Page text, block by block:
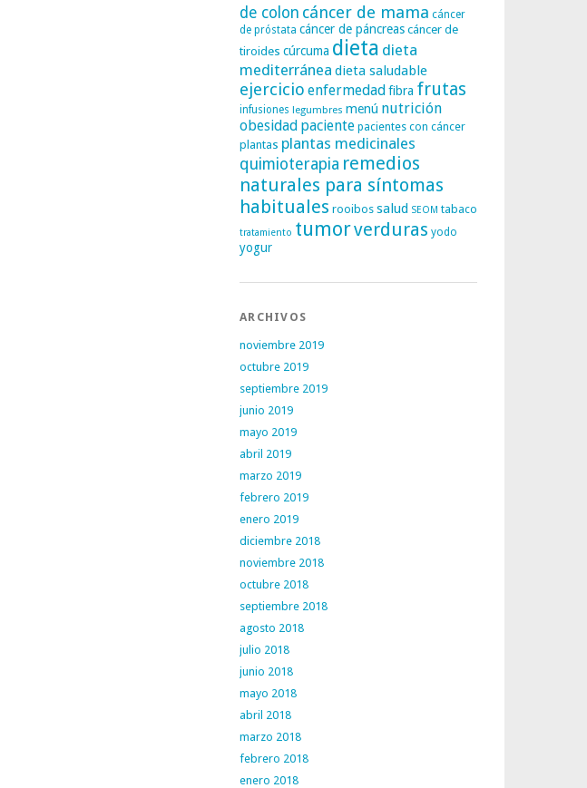
de colon cáncer de mama cáncer
de próstata cáncer de páncreascáncer de
tiroides cúrcuma dieta dieta
mediterránea dieta saludable
ejercicio enfermedadfibra frutas
infusiones legumbres menú nutrición
obesidad paciente pacientes con cáncer
plantas plantas medicinales
quimioterapia remedios
naturales para síntomas
habituales rooibos salud SEOM tabaco
tratamiento tumorverduras yodo
yogur
ARCHIVOS
noviembre 2019
octubre 2019
septiembre 2019
junio 2019
mayo 2019
abril 2019
marzo 2019
febrero 2019
enero 2019
diciembre 2018
noviembre 2018
octubre 2018
septiembre 2018
agosto 2018
julio 2018
junio 2018
mayo 2018
abril 2018
marzo 2018
febrero 2018
enero 2018